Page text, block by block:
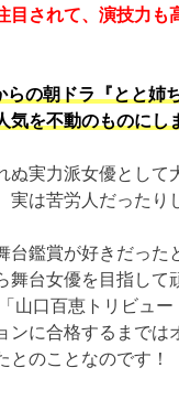
目されて、演技力も
らの朝ドラ『とと姉
気を不動のものにし
ぬ実力派女優として
実は苦労人だったり
台鑑賞が好きだった
舞台女優を目指して
山口百恵トリビュー
ンに合格するまでは
とのことなのです！